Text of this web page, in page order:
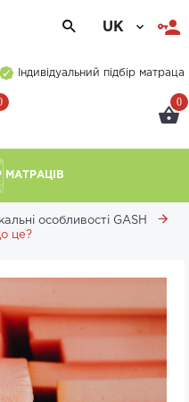
UK
Індивідуальний підбір матраца
0
МАТРАЦІВ
особливості GASH
це?